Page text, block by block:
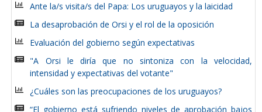
Ante la/s visita/s del Papa: Los uruguayos y la laicidad
La desaprobación de Orsi y el rol de la oposición
Evaluación del gobierno según expectativas
"A Orsi le diría que no sintoniza con la velocidad,
intensidad y expectativas del votante"
¿Cuáles son las preocupaciones de los uruguayos?
“El gobierno está sufriendo niveles de aprobación bajos